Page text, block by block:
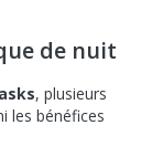
de nuit
, plusieurs
les bénéfices